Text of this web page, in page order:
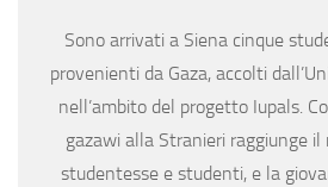
Sono arrivati a Siena cinque
provenienti da Gaza, accolti
nell’ambito del progetto Iupals.
gazawi alla Stranieri raggiunge
studentesse e studenti, e la